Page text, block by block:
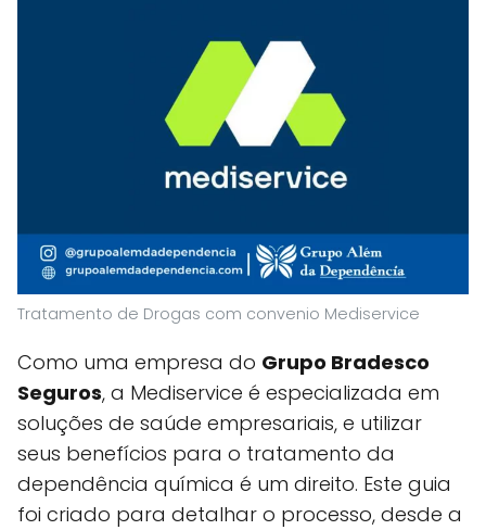
Tratamento de Drogas com convenio Mediservice
Como uma empresa do Grupo Bradesco
Seguros, a Mediservice é especializada em
soluções de saúde empresariais, e utilizar
seus benefícios para o tratamento da
dependência química é um direito. Este guia
foi criado para detalhar o processo, desde a